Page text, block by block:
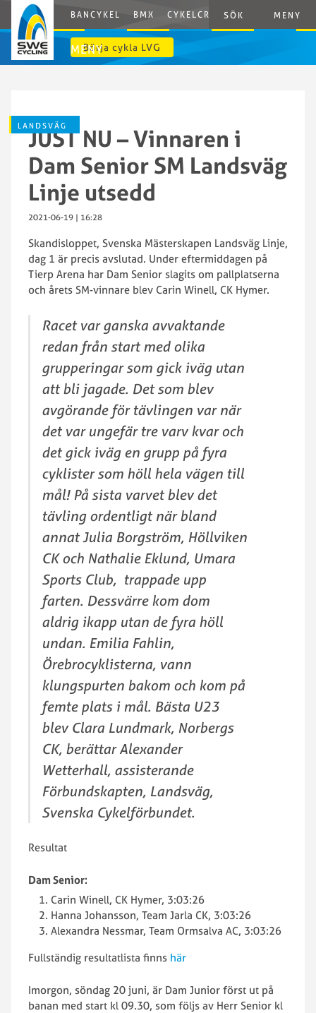
BANCYKEL BMX CYKELCROSS E-CYCLING
SÖK MENY
MENY
Börja cykla LVG
LANDSVÄG
JUST NU – Vinnaren i
Dam Senior SM Landsväg
Linje utsedd
2021-06-19 | 16:28
Skandisloppet, Svenska Mästerskapen Landsväg Linje,
dag 1 är precis avslutad. Under eftermiddagen på
Tierp Arena har Dam Senior slagits om pallplatserna
och årets SM-vinnare blev Carin Winell, CK Hymer.
Racet var ganska avvaktande
redan från start med olika
grupperingar som gick iväg utan
att bli jagade. Det som blev
avgörande för tävlingen var när
det var ungefär tre varv kvar och
det gick iväg en grupp på fyra
cyklister som höll hela vägen till
mål! På sista varvet blev det
tävling ordentligt när bland
annat Julia Borgström, Höllviken
CK och Nathalie Eklund, Umara
Sports Club, trappade upp
farten. Dessvärre kom dom
aldrig ikapp utan de fyra höll
undan. Emilia Fahlin,
Örebrocyklisterna, vann
klungspurten bakom och kom på
femte plats i mål. Bästa U23
blev Clara Lundmark, Norbergs
CK, berättar Alexander
Wetterhall, assisterande
Förbundskapten, Landsväg,
Svenska Cykelförbundet.
Resultat
Dam Senior:
Carin Winell, CK Hymer, 3:03:26
Hanna Johansson, Team Jarla CK, 3:03:26
Alexandra Nessmar, Team Ormsalva AC, 3:03:26
Fullständig resultatlista finns här
Imorgon, söndag 20 juni, är Dam Junior först ut på
banan med start kl 09.30, som följs av Herr Senior kl